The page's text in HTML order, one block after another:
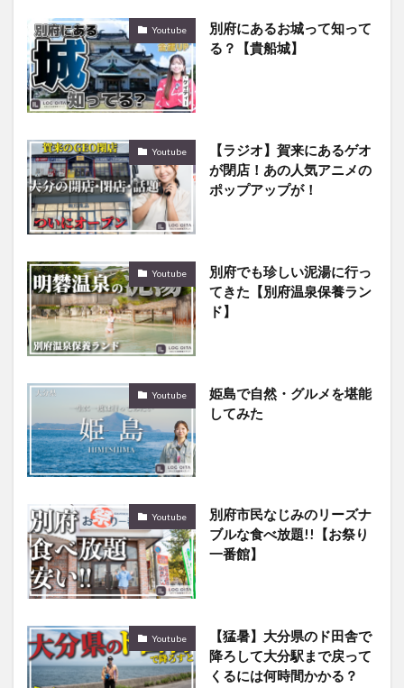
Youtube
別府にあるお城って知って
る？【貴船城】
Youtube
【ラジオ】賀来にあるゲオ
が閉店！あの人気アニメの
ポップアップが！
Youtube
別府でも珍しい泥湯に行っ
てきた【別府温泉保養ラン
ド】
Youtube
姫島で自然・グルメを堪能
してみた
Youtube
別府市民なじみのリーズナ
ブルな食べ放題!!【お祭り
一番館】
Youtube
【猛暑】大分県のド田舎で
降ろして大分駅まで戻って
くるには何時間かかる？